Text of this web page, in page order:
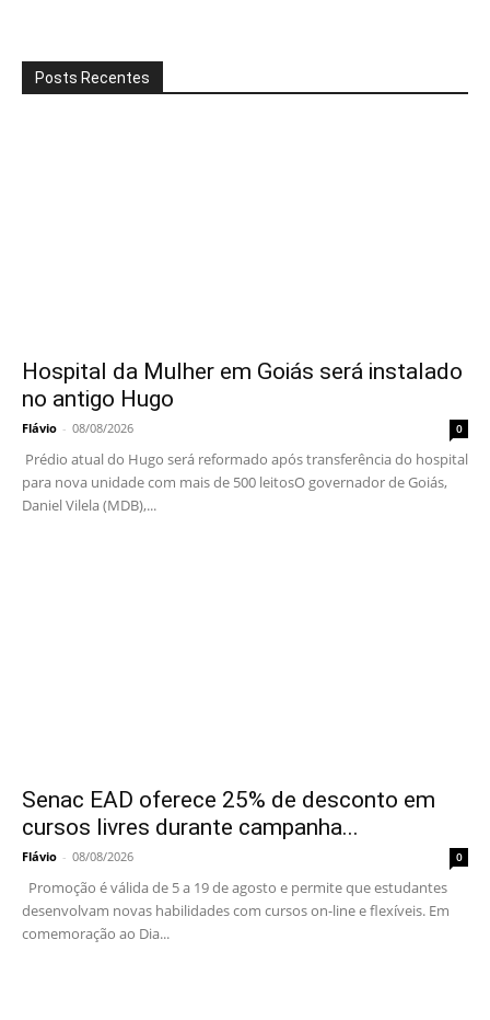
Posts Recentes
Hospital da Mulher em Goiás será instalado
no antigo Hugo
Flávio - 08/08/2026 0
Prédio atual do Hugo será reformado após transferência do hospital
para nova unidade com mais de 500 leitosO governador de Goiás,
Daniel Vilela (MDB),...
Senac EAD oferece 25% de desconto em
cursos livres durante campanha...
Flávio - 08/08/2026 0
Promoção é válida de 5 a 19 de agosto e permite que estudantes
desenvolvam novas habilidades com cursos on-line e flexíveis. Em
comemoração ao Dia...